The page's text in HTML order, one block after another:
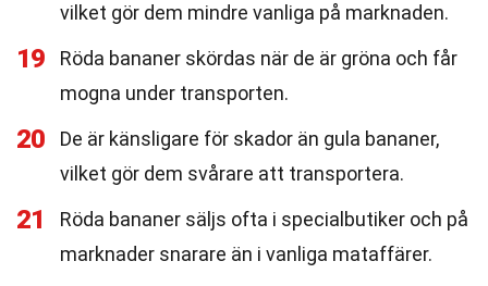
vilket gör dem mindre vanliga på marknaden.
19
Röda bananer skördas när de är gröna och får
mogna under transporten.
20
De är känsligare för skador än gula bananer,
vilket gör dem svårare att transportera.
21
Röda bananer säljs ofta i specialbutiker och på
marknader snarare än i vanliga mataffärer.